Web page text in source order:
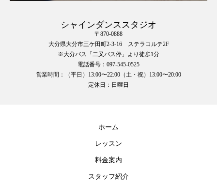
シャインダンススタジオ
〒870-0888
大分県大分市三ケ田町2-3-16 ステラコルテ2F
※大分バス「二又バス停」より徒歩1分
電話番号：097-545-0525
営業時間：（平日）13:00〜22:00（土・祝）13:00〜20:00
定休日：日曜日
ホーム
レッスン
料金案内
スタッフ紹介